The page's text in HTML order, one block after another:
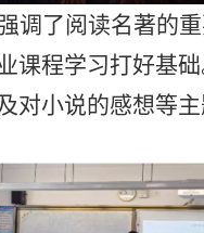
调了阅读名著的
课程学习打好基
对小说的感想等